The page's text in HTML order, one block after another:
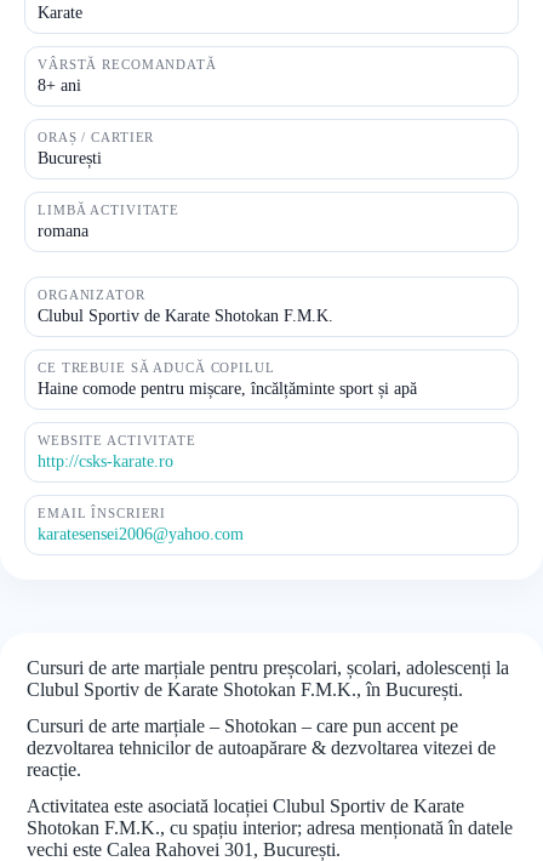
Karate
VÂRSTĂ RECOMANDATĂ
8+ ani
ORAȘ / CARTIER
București
LIMBĂ ACTIVITATE
romana
ORGANIZATOR
Clubul Sportiv de Karate Shotokan F.M.K.
CE TREBUIE SĂ ADUCĂ COPILUL
Haine comode pentru mișcare, încălțăminte sport și apă
WEBSITE ACTIVITATE
http://csks-karate.ro
EMAIL ÎNSCRIERI
karatesensei2006@yahoo.com
Cursuri de arte marțiale pentru preșcolari, școlari, adolescenți la
Clubul Sportiv de Karate Shotokan F.M.K., în București.
Cursuri de arte marțiale – Shotokan – care pun accent pe
dezvoltarea tehnicilor de autoapărare & dezvoltarea vitezei de
reacție.
Activitatea este asociată locației Clubul Sportiv de Karate
Shotokan F.M.K., cu spațiu interior; adresa menționată în datele
vechi este Calea Rahovei 301, București.